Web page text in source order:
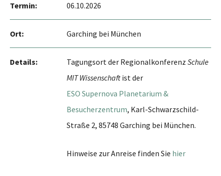
Termin: 06.10.2026
Ort: Garching bei München
Details: Tagungsort der Regionalkonferenz Schule
MIT Wissenschaftist der
ESO Supernova Planetarium &
Besucherzentrum, Karl-Schwarzschild-
Straße 2, 85748 Garching bei München.
Hinweise zur Anreise finden Sie hier